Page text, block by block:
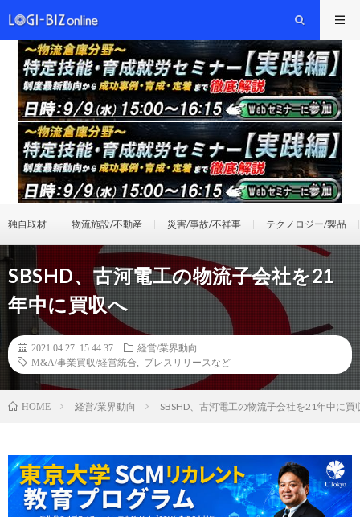
独自取材 物流施設/不動産 災害/事故/不祥事 テクノロジー/製品
SBSHD、古河電工の物流子会社を21
年中に買収へ
2021.04.27 15:44:37
経営/業界動向
M&A/事業買収/経営統合
プレスリリースなど
HOME 経営/業界動向 SBSHD、古河電工の物流子会社を21年中に買